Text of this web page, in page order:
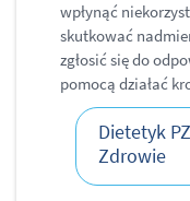
wpłynąć
skutkować
zgłosić się do
pomocą działać
Dietetyk
Zdrowie